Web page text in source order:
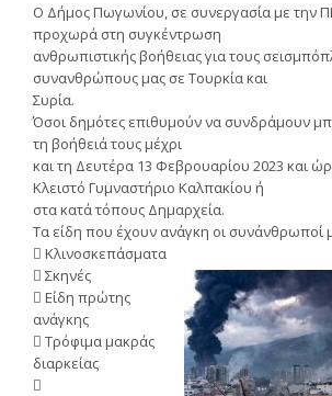
Ο Δήμος Πωγωνίου, σε συνεργασία με την
προχωρά στη συγκέντρωση
ανθρωπιστικής βοήθειας για τους
συνανθρώπους μας σε Τουρκία και
Συρία.
Όσοι δημότες επιθυμούν να συνδράμουν
τη βοήθειά τους μέχρι
και τη Δευτέρα 13 Φεβρουαρίου 2023 και
Κλειστό Γυμναστήριο Καλπακίου ή
στα κατά τόπους Δημαρχεία.
Τα είδη που έχουν ανάγκη οι συνάνθρωποί
 Κλινοσκεπάσματα
 Σκηνές
 Είδη πρώτης
ανάγκης
 Τρόφιμα μακράς
διαρκείας
